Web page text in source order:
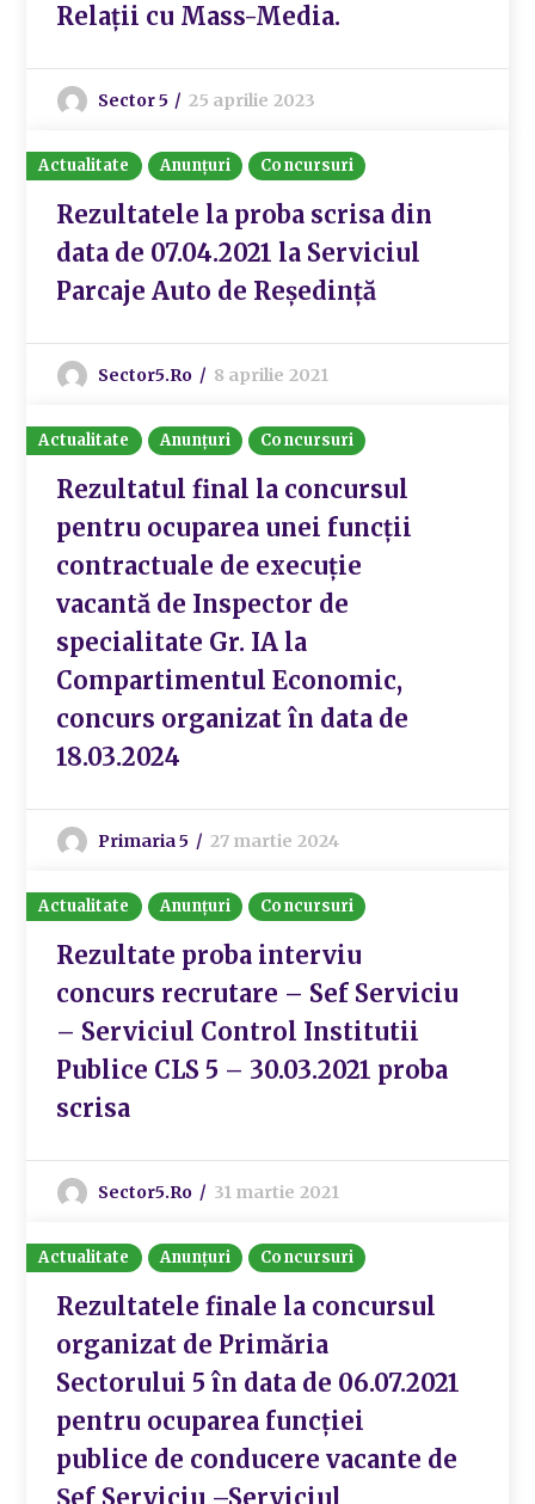
Relații cu Mass-Media.
Sector 5 25 aprilie 2023
Actualitate Anunțuri Concursuri
Rezultatele la proba scrisa din
data de 07.04.2021 la Serviciul
Parcaje Auto de Reședință
Sector5.ro 8 aprilie 2021
Actualitate Anunțuri Concursuri
Rezultatul final la concursul
pentru ocuparea unei funcții
contractuale de execuție
vacantă de Inspector de
specialitate Gr. IA la
Compartimentul Economic,
concurs organizat în data de
18.03.2024
Primaria 5 27 martie 2024
Actualitate Anunțuri Concursuri
Rezultate proba interviu
concurs recrutare – Sef Serviciu
– Serviciul Control Institutii
Publice CLS 5 – 30.03.2021 proba
scrisa
Sector5.ro 31 martie 2021
Actualitate Anunțuri Concursuri
Rezultatele finale la concursul
organizat de Primăria
Sectorului 5 în data de 06.07.2021
pentru ocuparea funcției
publice de conducere vacante de
Șef Serviciu –Serviciul